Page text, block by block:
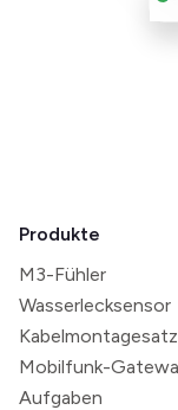
Produkte
M3-Fühler
Wasserlecksensor
Kabelmontagesatz
Mobilfunk-
Aufgaben